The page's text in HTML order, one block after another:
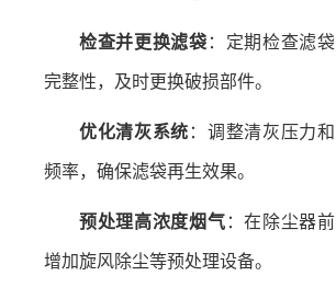
检查并更换滤袋 ：定期检查滤袋
完整性，及时更换破损部件。
优化清灰系统 ：调整清灰压力和
频率，确保滤袋再生效果。
预处理高浓度烟气 ：在除尘器前
增加旋风除尘等预处理设备。